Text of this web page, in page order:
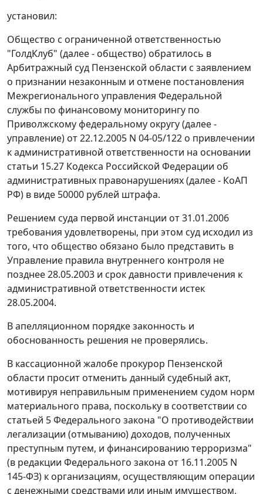
установил:
Общество с ограниченной ответственностью
"ГолдКлуб" (далее - общество) обратилось в
Арбитражный суд Пензенской области с заявлением
о признании незаконным и отмене постановления
Межрегионального управления Федеральной
службы по финансовому мониторингу по
Приволжскому федеральному округу (далее -
управление) от 22.12.2005 N 04-05/122 о привлечении
к административной ответственности на основании
статьи 15.27 Кодекса Российской Федерации об
административных правонарушениях (далее - КоАП
РФ) в виде 50000 рублей штрафа.
Решением суда первой инстанции от 31.01.2006
требования удовлетворены, при этом суд исходил из
того, что общество обязано было представить в
Управление правила внутреннего контроля не
позднее 28.05.2003 и срок давности привлечения к
административной ответственности истек
28.05.2004.
В апелляционном порядке законность и
обоснованность решения не проверялись.
В кассационной жалобе прокурор Пензенской
области просит отменить данный судебный акт,
мотивируя неправильным применением судом норм
материального права, поскольку в соответствии со
статьей 5 Федерального закона "О противодействии
легализации (отмыванию) доходов, полученных
преступным путем, и финансированию терроризма"
(в редакции Федерального закона от 16.11.2005 N
145-ФЗ) к организациям, осуществляющим операции
с денежными средствами или иным имуществом,